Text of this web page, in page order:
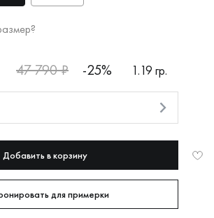
47 790 ₽ -25%
1.19 гр.
Добавить в корзину
для примерки